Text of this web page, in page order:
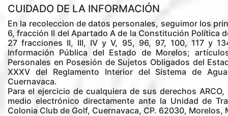
CUIDADO DE LA INFORMACIÓN
En la recoleccion de datos personales, seguimor los
6, fracción II del Apartado A de la Constitución Política
27 fracciones II, III, IV y V, 95, 96, 97, 100, 117 y
Información Pública del Estado de Morelos;
Personales en Posesión de Sujetos Obligados del
XXXV del Reglamento Interior del Sistema de
Cuernavaca.
Para el ejercicio de cualquiera de sus derechos
medio electrónico directamente ante la Unidad de
Colonia Club de Golf, Cuernavaca, CP. 62030, Morelos,